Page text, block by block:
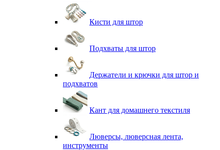
Кисти для штор
Подхваты для штор
Держатели и крючки для штор и
подхватов
Кант для домашнего текстиля
Люверсы, люверсная лента,
инструменты